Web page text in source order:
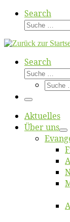
Search
Suche
Search
Suche
Suche
Menü
Ak­tu­el­les
Über uns